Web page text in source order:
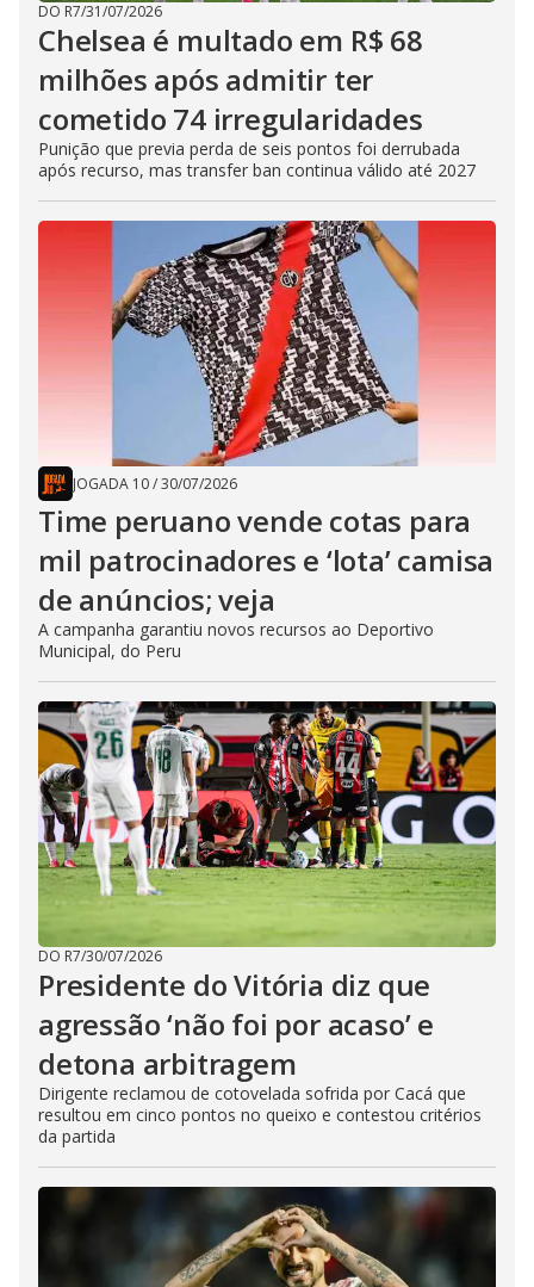
DO R7/31/07/2026
Chelsea é multado em R$ 68
milhões após admitir ter
cometido 74 irregularidades
Punição que previa perda de seis pontos foi derrubada
após recurso, mas transfer ban continua válido até 2027
JOGADA 10/30/07/2026
Time peruano vende cotas para
mil patrocinadores e ‘lota’ camisa
de anúncios; veja
A campanha garantiu novos recursos ao Deportivo
Municipal, do Peru
DO R7/30/07/2026
Presidente do Vitória diz que
agressão ‘não foi por acaso’ e
detona arbitragem
Dirigente reclamou de cotovelada sofrida por Cacá que
resultou em cinco pontos no queixo e contestou critérios
da partida